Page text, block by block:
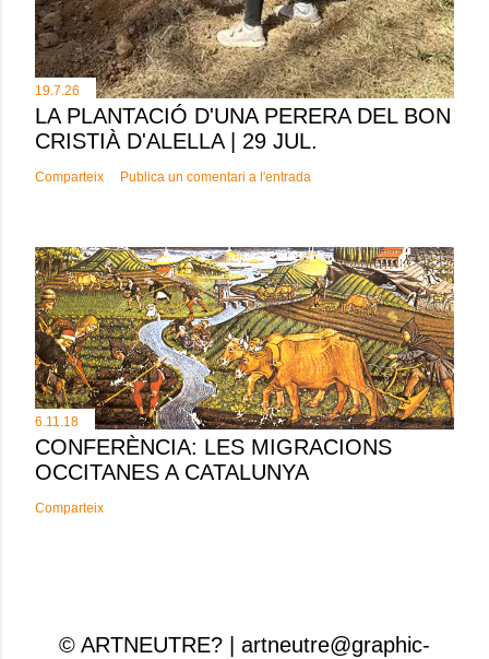
19.7.26
LA PLANTACIÓ D'UNA PERERA DEL BON
CRISTIÀ D'ALELLA | 29 JUL.
Comparteix Publica un comentari a l'entrada
6.11.18
CONFERÈNCIA: LES MIGRACIONS
OCCITANES A CATALUNYA
Comparteix
© ARTNEUTRE? | artneutre@graphic-